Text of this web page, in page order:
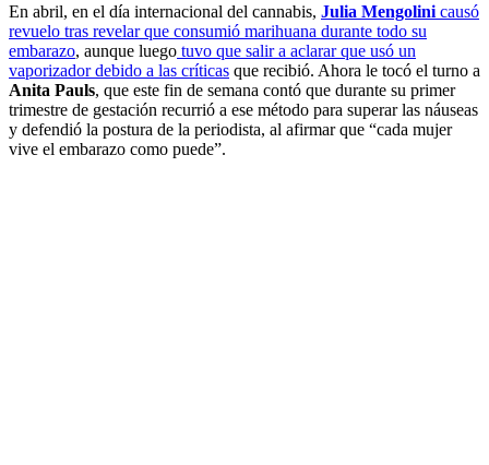
En abril, en el día internacional del cannabis, Julia Mengolini causó
revuelo tras revelar que consumió marihuana durante todo su
embarazo, aunque luego tuvo que salir a aclarar que usó un
vaporizador debido a las críticas que recibió. Ahora le tocó el turno a
Anita Pauls, que este fin de semana contó que durante su primer
trimestre de gestación recurrió a ese método para superar las náuseas
y defendió la postura de la periodista, al afirmar que “cada mujer
vive el embarazo como puede”.